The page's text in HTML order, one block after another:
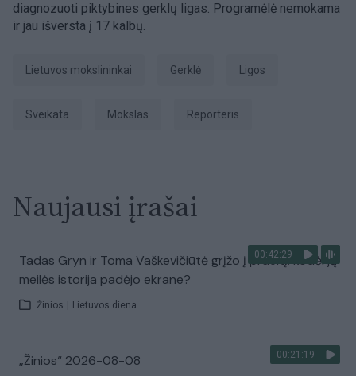
diagnozuoti piktybines gerklų ligas. Programėlė nemokama
ir jau išversta į 17 kalbų.
Lietuvos mokslininkai gerklė ligos
Sveikata Mokslas Reporteris
Naujausi įrašai
00:42:29
Tadas Gryn ir Toma Vaškevičiūtė grįžo į praeitį: kodėl jų
meilės istorija padėjo ekrane?
Žinios Lietuvos diena
00:21:19
„Žinios“ 2026-08-08